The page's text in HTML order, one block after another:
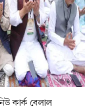
কার্ক বেলাল